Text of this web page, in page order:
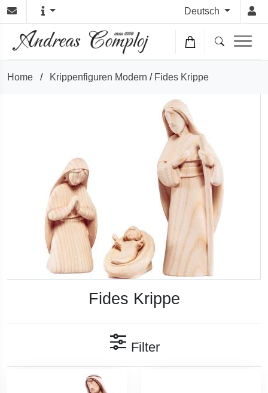
Deutsch
Home / Krippenfiguren Modern / Fides Krippe
Fides Krippe
Filter